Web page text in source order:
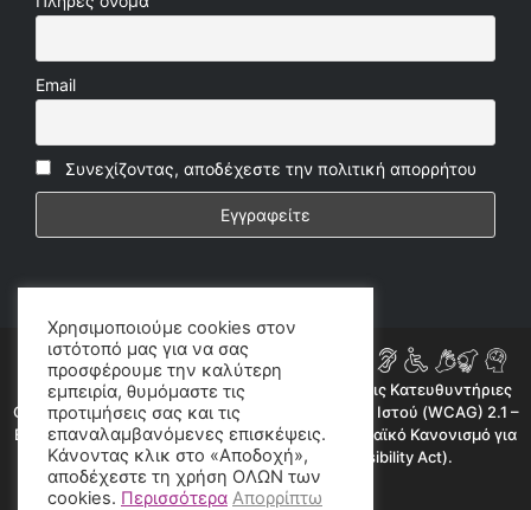
Email
Συνεχίζοντας, αποδέχεστε την πολιτική απορρήτου
Η ιστοσελίδα μας συμμορφώνεται εν μέρει με τις Κατευθυντήριες
Οδηγίες για την Προσβασιμότητα Περιεχομένου Ιστού (WCAG) 2.1 –
Επίπεδο AA, όπως προβλέπεται από τον Ευρωπαϊκό Κανονισμό για
την Προσβασιμότητα (European Accessibility Act).
Χρησιμοποιούμε cookies στον
ιστότοπό μας για να σας
προσφέρουμε την καλύτερη
εμπειρία, θυμόμαστε τις
προτιμήσεις σας και τις
επαναλαμβανόμενες επισκέψεις.
Κάνοντας κλικ στο «Αποδοχή»,
αποδέχεστε τη χρήση ΟΛΩΝ των
cookies. Περισσότερα Απορρίπτω
©2020 radioproto.gr